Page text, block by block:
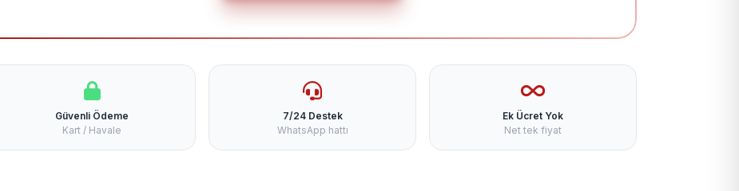
Güvenli Ödeme
Kart / Havale
7/24 Destek
WhatsApp hattı
Ek Ücret Yok
Net tek fiyat